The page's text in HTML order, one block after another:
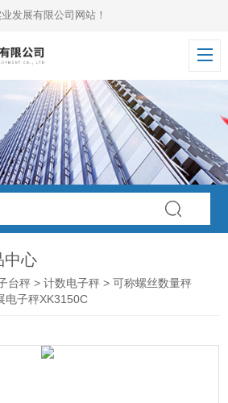
发展有限公司网站！
中心
台秤 >计数电子秤 > 可称螺丝数量秤
电子秤XK3150C